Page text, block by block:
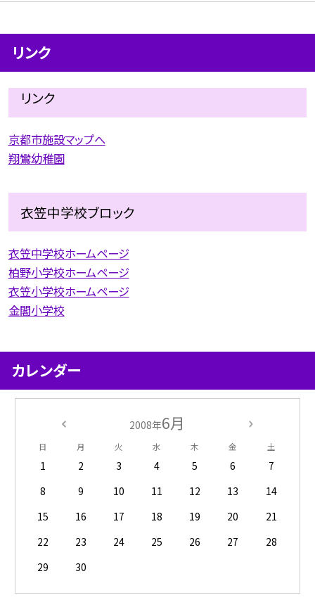
リンク
リンク
京都市施設マップへ
翔鸞幼稚園
衣笠中学校ブロック
衣笠中学校ホームページ
柏野小学校ホームページ
衣笠小学校ホームページ
金閣小学校
カレンダー
2008年6月
日 月 火 水 木 金 土
1 2 3 4 5 6
7
8
9 10 11 12 13
14
15
16 17 18 19 20
21
22
23 24 25 26 27
28
29
30